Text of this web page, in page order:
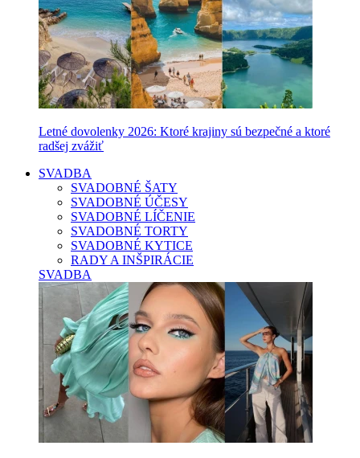
Letné dovolenky 2026: Ktoré krajiny sú bezpečné a ktoré
radšej zvážiť
SVADBA
SVADOBNÉ ŠATY
SVADOBNÉ ÚČESY
SVADOBNÉ LÍČENIE
SVADOBNÉ TORTY
SVADOBNÉ KYTICE
RADY A INŠPIRÁCIE
SVADBA